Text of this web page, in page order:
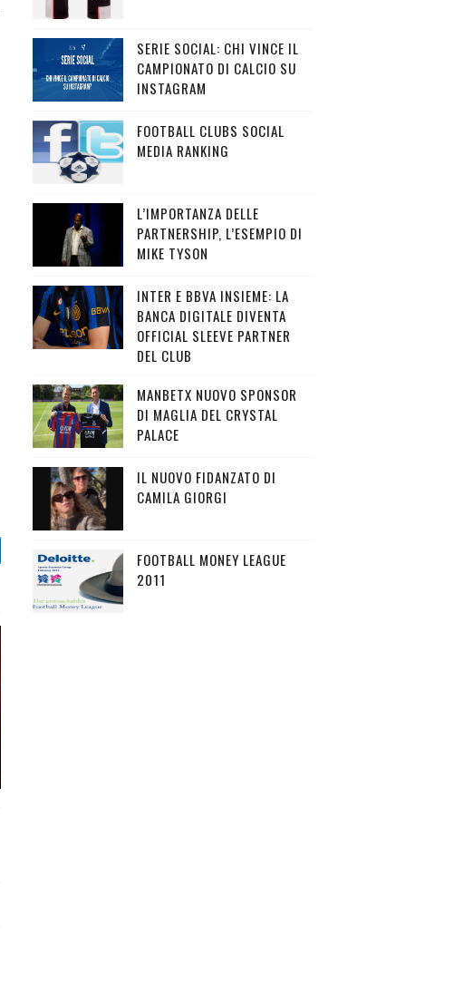
SERIE SOCIAL: CHI VINCE IL
CAMPIONATO DI CALCIO SU
INSTAGRAM
FOOTBALL CLUBS SOCIAL
MEDIA RANKING
L’IMPORTANZA DELLE
PARTNERSHIP, L’ESEMPIO DI
MIKE TYSON
INTER E BBVA INSIEME: LA
BANCA DIGITALE DIVENTA
OFFICIAL SLEEVE PARTNER
DEL CLUB
MANBETX NUOVO SPONSOR
DI MAGLIA DEL CRYSTAL
PALACE
IL NUOVO FIDANZATO DI
CAMILA GIORGI
FOOTBALL MONEY LEAGUE
2011